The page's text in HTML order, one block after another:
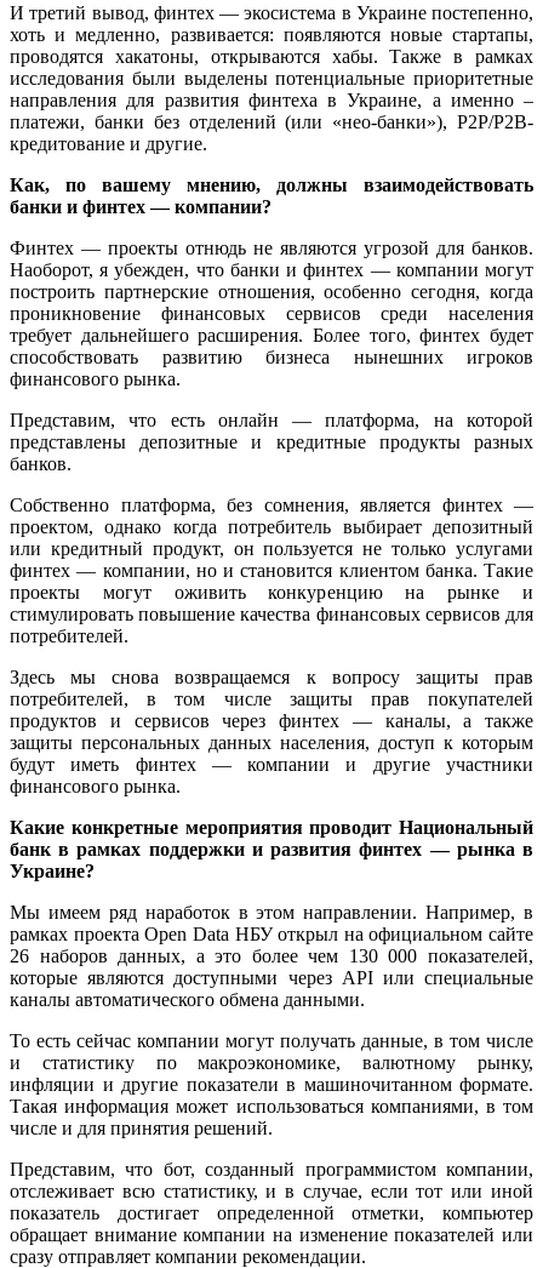
И третий вывод, финтех — экосистема в Украине постепенно,
хоть и медленно, развивается: появляются новые стартапы,
проводятся хакатоны, открываются хабы. Также в рамках
исследования были выделены потенциальные приоритетные
направления для развития финтеха в Украине, а именно –
платежи, банки без отделений (или «нео-банки»), P2P/P2B-
кредитование и другие.
Как, по вашему мнению, должны взаимодействовать
банки и финтех — компании?
Финтех — проекты отнюдь не являются угрозой для банков.
Наоборот, я убежден, что банки и финтех — компании могут
построить партнерские отношения, особенно сегодня, когда
проникновение финансовых сервисов среди населения
требует дальнейшего расширения. Более того, финтех будет
способствовать развитию бизнеса нынешних игроков
финансового рынка.
Представим, что есть онлайн — платформа, на которой
представлены депозитные и кредитные продукты разных
банков.
Собственно платформа, без сомнения, является финтех —
проектом, однако когда потребитель выбирает депозитный
или кредитный продукт, он пользуется не только услугами
финтех — компании, но и становится клиентом банка. Такие
проекты могут оживить конкуренцию на рынке и
стимулировать повышение качества финансовых сервисов для
потребителей.
Здесь мы снова возвращаемся к вопросу защиты прав
потребителей, в том числе защиты прав покупателей
продуктов и сервисов через финтех — каналы, а также
защиты персональных данных населения, доступ к которым
будут иметь финтех — компании и другие участники
финансового рынка.
Какие конкретные мероприятия проводит Национальный
банк в рамках поддержки и развития финтех — рынка в
Украине?
Мы имеем ряд наработок в этом направлении. Например, в
рамках проекта Open Data НБУ открыл на официальном сайте
26 наборов данных, а это более чем 130 000 показателей,
которые являются доступными через API или специальные
каналы автоматического обмена данными.
То есть сейчас компании могут получать данные, в том числе
и статистику по макроэкономике, валютному рынку,
инфляции и другие показатели в машиночитанном формате.
Такая информация может использоваться компаниями, в том
числе и для принятия решений.
Представим, что бот, созданный программистом компании,
отслеживает всю статистику, и в случае, если тот или иной
показатель достигает определенной отметки, компьютер
обращает внимание компании на изменение показателей или
сразу отправляет компании рекомендации.